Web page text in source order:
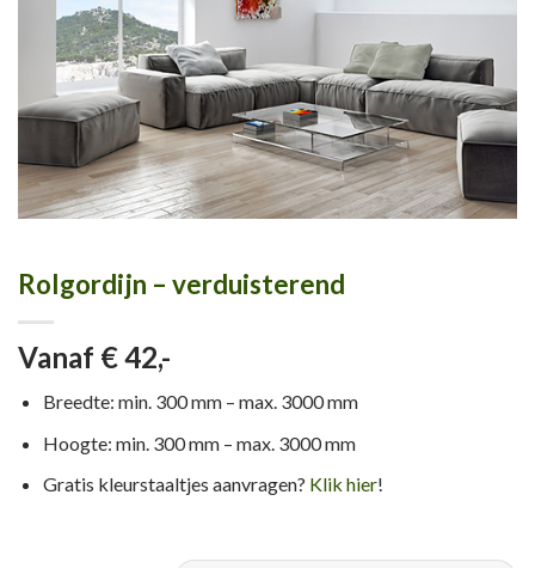
Rolgordijn – verduisterend
Vanaf € 42,-
Breedte: min. 300 mm – max. 3000 mm
Hoogte: min. 300 mm – max. 3000 mm
Gratis kleurstaaltjes aanvragen? Klik hier!